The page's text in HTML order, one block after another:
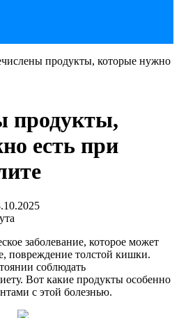
продукты, которые нужно
продукты,
есть при
заболевание, которое может
повреждение толстой кишки.
соблюдать
Вот какие продукты особенно
с этой болезнью.